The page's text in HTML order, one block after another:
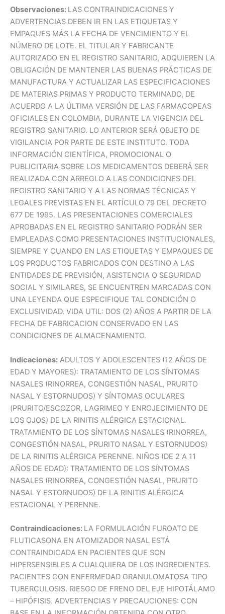
Observaciones: LAS CONTRAINDICACIONES Y
ADVERTENCIAS DEBEN IR EN LAS ETIQUETAS Y
EMPAQUES MÁS LA FECHA DE VENCIMIENTO Y EL
NÚMERO DE LOTE. EL TITULAR Y FABRICANTE
AUTORIZADO EN EL REGISTRO SANITARIO, ADQUIEREN LA
OBLIGACIÓN DE MANTENER LAS BUENAS PRÁCTICAS DE
MANUFACTURA Y ACTUALIZAR LAS ESPECIFICACIONES
DE MATERIAS PRIMAS Y PRODUCTO TERMINADO, DE
ACUERDO A LA ÚLTIMA VERSIÓN DE LAS FARMACOPEAS
OFICIALES EN COLOMBIA, DURANTE LA VIGENCIA DEL
REGISTRO SANITARIO. LO ANTERIOR SERÁ OBJETO DE
VIGILANCIA POR PARTE DE ESTE INSTITUTO. TODA
INFORMACIÓN CIENTÍFICA, PROMOCIONAL O
PUBLICITARIA SOBRE LOS MEDICAMENTOS DEBERÁ SER
REALIZADA CON ARREGLO A LAS CONDICIONES DEL
REGISTRO SANITARIO Y A LAS NORMAS TÉCNICAS Y
LEGALES PREVISTAS EN EL ARTÍCULO 79 DEL DECRETO
677 DE 1995. LAS PRESENTACIONES COMERCIALES
APROBADAS EN EL REGISTRO SANITARIO PODRÁN SER
EMPLEADAS COMO PRESENTACIONES INSTITUCIONALES,
SIEMPRE Y CUANDO EN LAS ETIQUETAS Y EMPAQUES DE
LOS PRODUCTOS FABRICADOS CON DESTINO A LAS
ENTIDADES DE PREVISIÓN, ASISTENCIA O SEGURIDAD
SOCIAL Y SIMILARES, SE ENCUENTREN MARCADAS CON
UNA LEYENDA QUE ESPECIFIQUE TAL CONDICIÓN O
EXCLUSIVIDAD. VIDA UTIL: DOS (2) AÑOS A PARTIR DE LA
FECHA DE FABRICACION CONSERVADO EN LAS
CONDICIONES DE ALMACENAMIENTO.
Indicaciones: ADULTOS Y ADOLESCENTES (12 AÑOS DE
EDAD Y MAYORES): TRATAMIENTO DE LOS SÍNTOMAS
NASALES (RINORREA, CONGESTIÓN NASAL, PRURITO
NASAL Y ESTORNUDOS) Y SÍNTOMAS OCULARES
(PRURITO/ESCOZOR, LAGRIMEO Y ENROJECIMIENTO DE
LOS OJOS) DE LA RINITIS ALÉRGICA ESTACIONAL.
TRATAMIENTO DE LOS SÍNTOMAS NASALES (RINORREA,
CONGESTIÓN NASAL, PRURITO NASAL Y ESTORNUDOS)
DE LA RINITIS ALÉRGICA PERENNE. NIÑOS (DE 2 A 11
AÑOS DE EDAD): TRATAMIENTO DE LOS SÍNTOMAS
NASALES (RINORREA, CONGESTIÓN NASAL, PRURITO
NASAL Y ESTORNUDOS) DE LA RINITIS ALÉRGICA
ESTACIONAL Y PERENNE.
Contraindicaciones: LA FORMULACIÓN FUROATO DE
FLUTICASONA EN ATOMIZADOR NASAL ESTÁ
CONTRAINDICADA EN PACIENTES QUE SON
HIPERSENSIBLES A CUALQUIERA DE LOS INGREDIENTES.
PACIENTES CON ENFERMEDAD GRANULOMATOSA TIPO
TUBERCULOSIS. RIESGO DE FRENO DEL EJE HIPOTÁLAMO
– HIPÓFISIS. ADVERTENCIAS Y PRECAUCIONES: CON